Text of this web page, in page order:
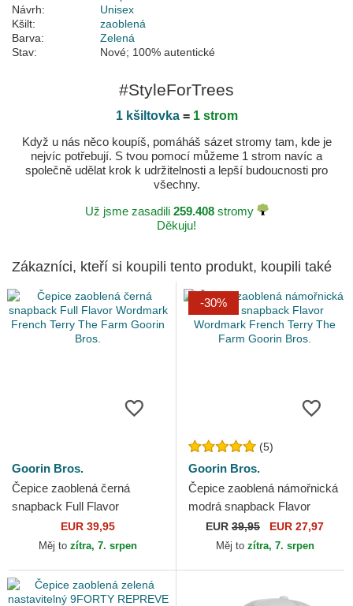
Návrh:
Unisex
Kšilt:
zaoblená
Barva:
Zelená
Stav:
Nové; 100% autentické
#StyleForTrees
1 kšiltovka= 1 strom
Když u nás něco koupíš, pomáháš sázet stromy tam, kde je
nejvíc potřebují. S tvou pomocí můžeme 1 strom navíc a
společně udělat krok k udržitelnosti a lepší budoucnosti pro
všechny.
Už jsme zasadili 259.408stromy
Děkuju!
Zákazníci, kteří si koupili tento produkt, koupili také
Goorin Bros.
Čepice zaoblená černá
snapback Full Flavor
Wordmark French Terry The
Farm Goorin Bros.
EUR 39,95
Měj to zítra, 7. srpen
-30%
(5)
Goorin Bros.
Čepice zaoblená námořnická
modrá snapback Flavor
Wordmark French Terry The
Farm Goorin Bros.
EUR 39,95 EUR 27,97
Měj to zítra, 7. srpen